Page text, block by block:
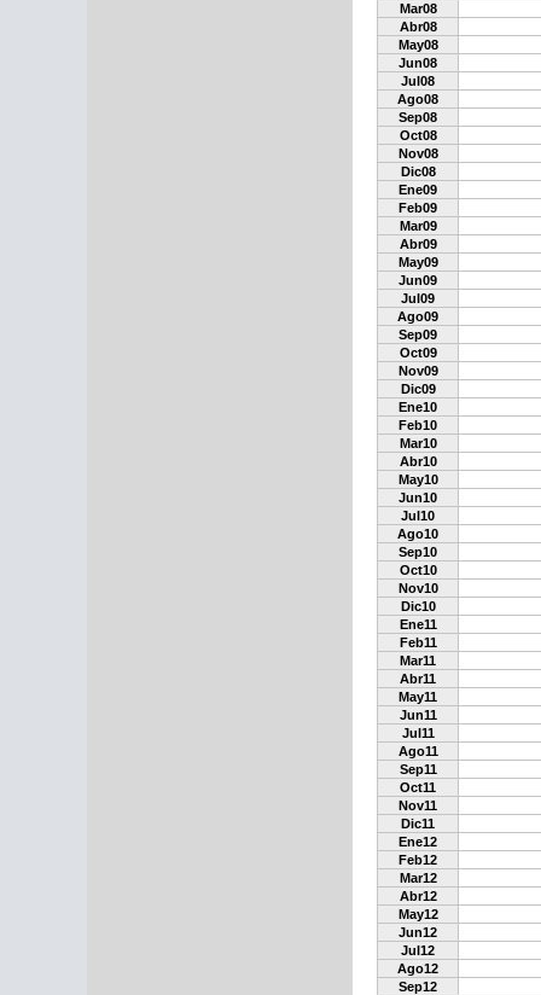
Mar08
Abr08
May08
Jun08
Jul08
Ago08
Sep08
Oct08
Nov08
Dic08
Ene09
Feb09
Mar09
Abr09
May09
Jun09
Jul09
Ago09
Sep09
Oct09
Nov09
Dic09
Ene10
Feb10
Mar10
Abr10
May10
Jun10
Jul10
Ago10
Sep10
Oct10
Nov10
Dic10
Ene11
Feb11
Mar11
Abr11
May11
Jun11
Jul11
Ago11
Sep11
Oct11
Nov11
Dic11
Ene12
Feb12
Mar12
Abr12
May12
Jun12
Jul12
Ago12
Sep12